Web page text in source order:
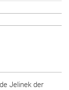
Jelinek der